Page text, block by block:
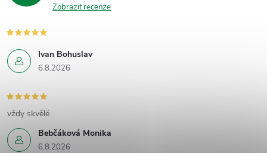
Zobrazit recenze
Ivan Bohuslav
6.8.2026
Bebčáková Monika
6.8.2026
vždy skvělé